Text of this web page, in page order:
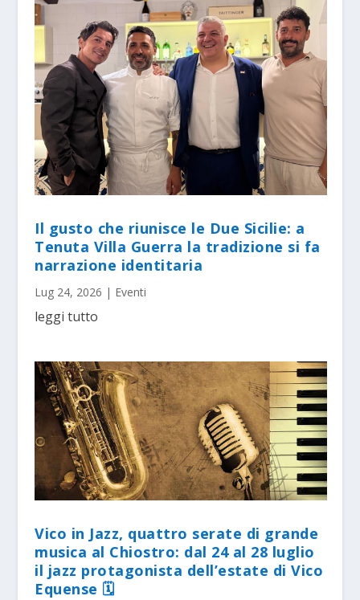
Il gusto che riunisce le Due Sicilie: a
Tenuta Villa Guerra la tradizione si fa
narrazione identitaria
Lug 24, 2026 | Eventi
leggi tutto
Vico in Jazz, quattro serate di grande
musica al Chiostro: dal 24 al 28 luglio
il jazz protagonista dell’estate di Vico
Equense 🗓